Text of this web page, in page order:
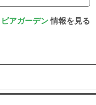
ビアガーデン情報を見る